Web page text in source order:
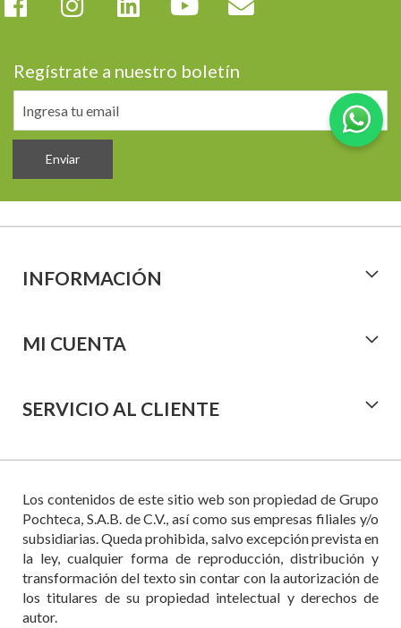
Regístrate a nuestro boletín
Enviar
INFORMACIÓN
MI CUENTA
SERVICIO AL CLIENTE
Los contenidos de este sitio web son propiedad de Grupo
Pochteca, S.A.B. de C.V., así como sus empresas filiales y/o
subsidiarias. Queda prohibida, salvo excepción prevista en
la ley, cualquier forma de reproducción, distribución y
transformación del texto sin contar con la autorización de
los titulares de su propiedad intelectual y derechos de
autor.